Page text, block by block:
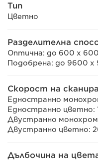
Тип
Цветно
Разделителна
Оптична: до 600 x
Подобрена: до 9600 x
Скорост на
Едностранно
Едностранно цветно:
Двустранно
Двустранно цветно:
Дълбочина на